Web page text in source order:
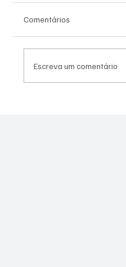
Comentários
Escreva um comentário